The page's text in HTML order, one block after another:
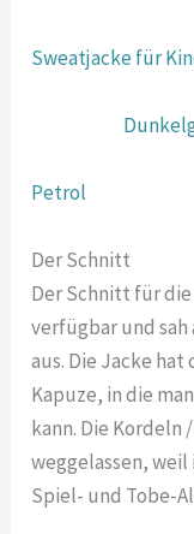
Sweatjacke für
Petrol
Der Schnitt
Der Schnitt für
verfügbar und
aus. Die Jacke
Kapuze, in die
kann. Die Kordeln
weggelassen,
Spiel- und Tobe-